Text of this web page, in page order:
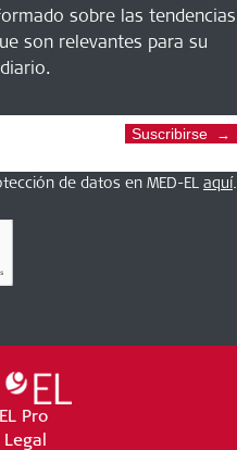
sobre las tendencias
son relevantes para su
Suscribirse
de datos en MED-EL aquí.
Pro